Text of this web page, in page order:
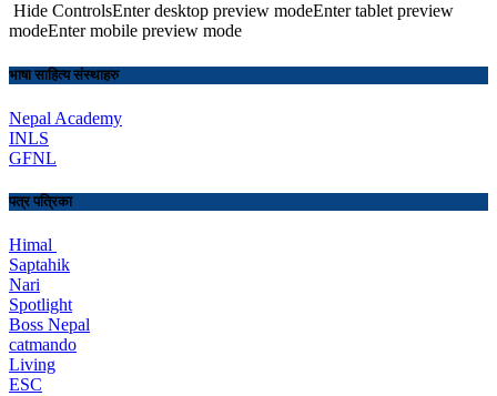
Hide ControlsEnter desktop preview modeEnter tablet preview
modeEnter mobile preview mode
भाषा साहित्य संस्थाहरु
Nepal Academy
INLS
GFNL
पत्र पत्रिका
Himal
Saptahik
Nari
Spotlight
Boss Nepal
catmando
Living
ESC